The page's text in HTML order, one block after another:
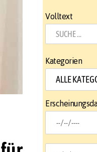
Volltext
Kategorien